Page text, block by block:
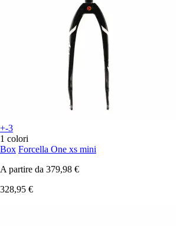
+-3
1 colori
Box Forcella One xs mini
A partire da 379,98 €
328,95 €